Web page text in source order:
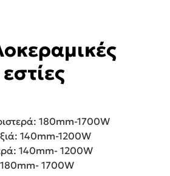
εστίες
180mm-1700W
140mm-1200W
140mm- 1200W
1700W